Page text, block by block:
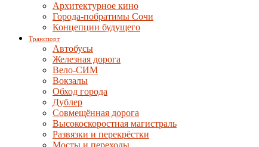
Архитектурное кино
Города-побратимы Сочи
Концепции будущего
Транспорт
Автобусы
Железная дорога
Вело-СИМ
Вокзалы
Обход города
Дублер
Совмещённая дорога
Высокоскоростная магистраль
Развязки и перекрёстки
Мосты и переходы